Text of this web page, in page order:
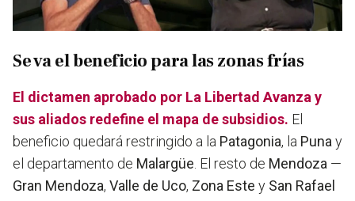
Se va el beneficio para las zonas frías
El dictamen aprobado por La Libertad Avanza y
sus aliados redefine el mapa de subsidios. El
beneficio quedará restringido a la Patagonia, la Puna y
el departamento de Malargüe . El resto de Mendoza —
Gran Mendoza, Valle de Uco, Zona Este y San Rafael